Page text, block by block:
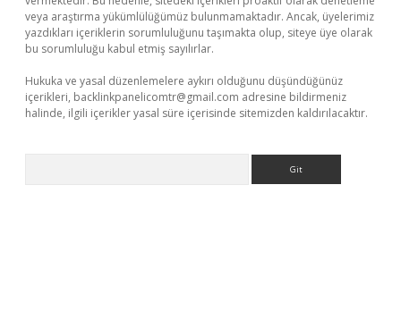
veya araştırma yükümlülüğümüz bulunmamaktadır. Ancak, üyelerimiz
yazdıkları içeriklerin sorumluluğunu taşımakta olup, siteye üye olarak
bu sorumluluğu kabul etmiş sayılırlar.
Hukuka ve yasal düzenlemelere aykırı olduğunu düşündüğünüz
içerikleri, backlinkpanelicomtr@gmail.com adresine bildirmeniz
halinde, ilgili içerikler yasal süre içerisinde sitemizden kaldırılacaktır.